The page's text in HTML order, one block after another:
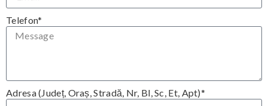
Telefon*
Adresa (Județ, Oraș, Stradă, Nr, Bl, Sc, Et, Apt)*